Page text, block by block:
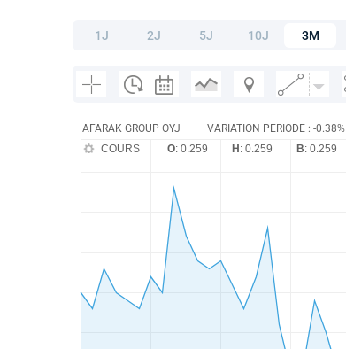
1J 2J 5J 10J 3M
AFARAK GROUP OYJ VARIATION PERIODE : -0.38%
COURS O: 0.259 H : 0.259 B: 0.259